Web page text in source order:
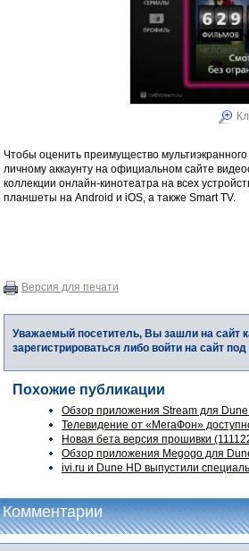
Чтобы оценить преимущество
личному аккаунту на официальном сайте
коллекции онлайн-кинотеатра на всех
планшеты на Android и iOS, а также Smart TV.
Версия для печати
Уважаемый посетитель, Вы зашли на сайт
зарегистрироваться либо войти на сайт
Похожие публикации
Обзор приложения Stream для Dune
Телевидение от «МегаФон»
Новая бета версия прошивки
Обзор приложения Megogo для
ivi.ru и Dune HD выпустили
Комментарии